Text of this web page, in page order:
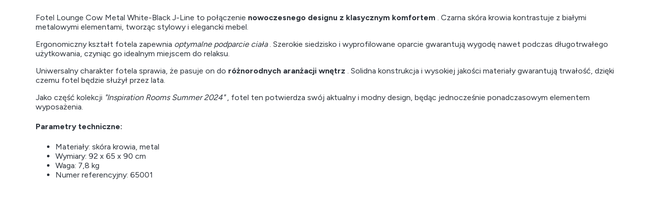
Fotel Lounge Cow Metal White-Black J-Line to połączenie nowoczesnego designu z klasycznym komfortem . Czarna skóra krowia kontrastuje z białymi
metalowymi elementami, tworząc stylowy i elegancki mebel.
Ergonomiczny kształt fotela zapewnia optymalne podparcie ciała. Szerokie siedzisko i wyprofilowane oparcie gwarantują wygodę nawet podczas długotrwałego
użytkowania, czyniąc go idealnym miejscem do relaksu.
Uniwersalny charakter fotela sprawia, że pasuje on do różnorodnych aranżacji wnętrz . Solidna konstrukcja i wysokiej jakości materiały gwarantują trwałość, dzięki
czemu fotel będzie służył przez lata.
Jako część kolekcji "Inspiration Rooms Summer 2024", fotel ten potwierdza swój aktualny i modny design, będąc jednocześnie ponadczasowym elementem
wyposażenia.
Parametry techniczne:
Materiały: skóra krowia, metal
Wymiary: 92 x 65 x 90 cm
Waga: 7,8 kg
Numer referencyjny: 65001